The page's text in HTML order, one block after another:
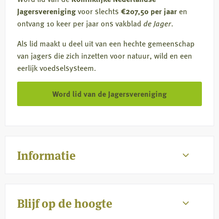
Informatie
Jagersverenigingvoor slechts €207,50 per jaar en
ontvang 10 keer per jaar ons vakblad de Jager.
Als lid maakt u deel uit van een hechte gemeenschap
van jagers die zich inzetten voor natuur, wild en een
eerlijk voedselsysteem.
Word lid van de Jagersvereniging
Blijf op de hoogte